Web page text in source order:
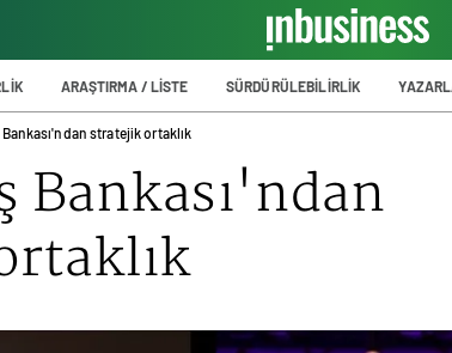
ARAŞTIRMA / LİSTE SÜRDÜRÜLEBİLİRLİK
Bankası'ndan stratejik ortaklık
Bankası'ndan